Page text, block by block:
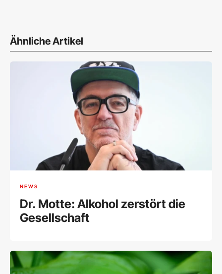
Ähnliche Artikel
NEWS
Dr. Motte: Alkohol zerstört die
Gesellschaft